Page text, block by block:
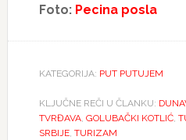
Foto: Pecina posla
KATEGORIJA: PUT PUTUJEM
KLJUČNE REČI U ČLANKU:
TVRĐAVA, GOLUBAČKI KOTLIĆ,
SRBIJE, TURIZAM